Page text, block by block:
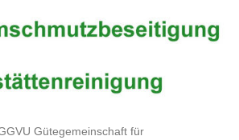
Gütegemeinschaft für